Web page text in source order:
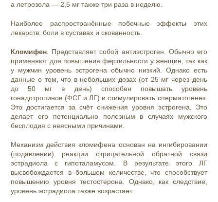
а летрозола — 2,5 мг также три раза в неделю.
Наиболее распространённые побочные эффекты этих
лекарств: боли в суставах и скованность.
Кломифен. Представляет собой антиэстроген. Обычно его
применяют для повышения фертильности у женщин, так как
у мужчин уровень эстрогена обычно низкий. Однако есть
данные о том, что в небольших дозах (от 25 мг через день
до 50 мг в день) способен повышать уровень
гонадотропинов (ФСГ и ЛГ) и стимулировать сперматогенез.
Это достигается за счёт снижения уровня эстрогена. Это
делает его потенциально полезным в случаях мужского
бесплодия с неясными причинами.
Механизм действия кломифена основан на ингибировании
(подавлении) реакции отрицательной обратной связи
эстрадиола с гипоталамусом. В результате этого ЛГ
высвобождается в большем количестве, что способствует
повышению уровня тестостерона. Однако, как следствие,
уровень эстрадиола также возрастает.